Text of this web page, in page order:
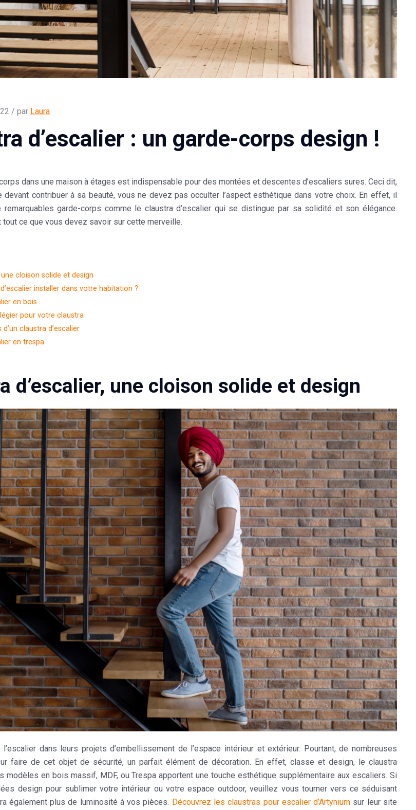
/ par Laura
d’escalier : un garde-corps design !
corps dans une maison à étages est indispensable pour des montées et descentes d’escaliers sures. Ceci dit,
devant contribuer à sa beauté, vous ne devez pas occulter l’aspect esthétique dans votre choix. En effet, il
garde-corps comme le claustra d’escalier qui se distingue par sa solidité et son élégance.
ce que vous devez savoir sur cette merveille.
une cloison solide et design
installer dans votre habitation ?
en bois
pour votre claustra
claustra d’escalier
en trespa
d’escalier, une cloison solide et design
dans leurs projets d’embellissement de l’espace intérieur et extérieur. Pourtant, de nombreuses
faire de cet objet de sécurité, un parfait élément de décoration. En effet, classe et design, le claustra
modèles en bois massif, MDF, ou Trespa apportent une touche esthétique supplémentaire aux escaliers. Si
design pour sublimer votre intérieur ou votre espace outdoor, veuillez vous tourner vers ce séduisant
également plus de luminosité à vos pièces. Découvrez les claustras pour escalier d’Artynium sur leur site